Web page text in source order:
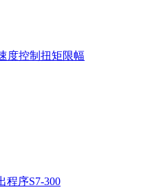
度控制扭矩限幅
程序S7-300